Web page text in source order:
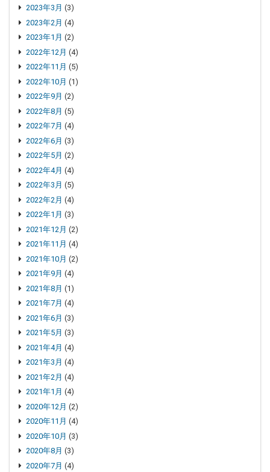
2023年3月 (3)
2023年2月 (4)
2023年1月 (2)
2022年12月 (4)
2022年11月 (5)
2022年10月 (1)
2022年9月 (2)
2022年8月 (5)
2022年7月 (4)
2022年6月 (3)
2022年5月 (2)
2022年4月 (4)
2022年3月 (5)
2022年2月 (4)
2022年1月 (3)
2021年12月 (2)
2021年11月 (4)
2021年10月 (2)
2021年9月 (4)
2021年8月 (1)
2021年7月 (4)
2021年6月 (3)
2021年5月 (3)
2021年4月 (4)
2021年3月 (4)
2021年2月 (4)
2021年1月 (4)
2020年12月 (2)
2020年11月 (4)
2020年10月 (3)
2020年8月 (3)
2020年7月 (4)